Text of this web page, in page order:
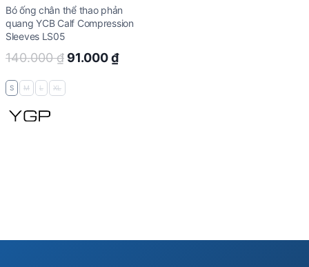
Bó ống chân thể thao phản
quang YCB Calf Compression
Sleeves LS05
140.000₫ Original
91.000₫Current
S M L XL